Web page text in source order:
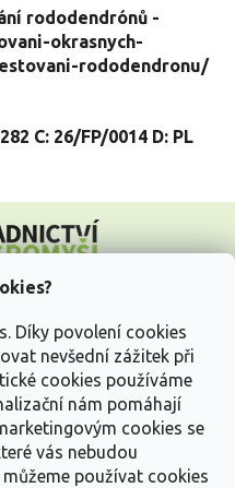
Díky povolení cookies
nevšední zážitek při
cookies používáme
nám pomáhají
cookies se
vás nebudou
používat cookies
rododendrónů -
okrasnych-
rododendronu/
C: 26/FP/0014 D: PL